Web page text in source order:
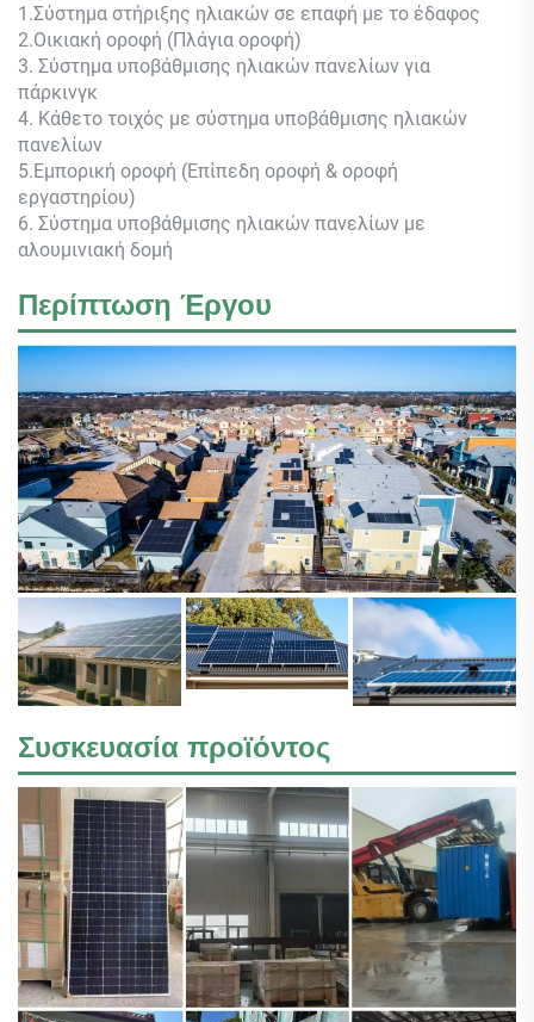
1.Σύστημα στήριξης ηλιακών σε επαφή με το έδαφος
2.Οικιακή οροφή (Πλάγια οροφή)
3. Σύστημα υποβάθμισης ηλιακών πανελίων για
πάρκινγκ
4. Κάθετο τοιχός με σύστημα υποβάθμισης ηλιακών
πανελίων
5.Εμπορική οροφή (Επίπεδη οροφή & οροφή
εργαστηρίου)
6. Σύστημα υποβάθμισης ηλιακών πανελίων με
αλουμινιακή δομή
Περίπτωση Έργου
Συσκευασία προϊόντος